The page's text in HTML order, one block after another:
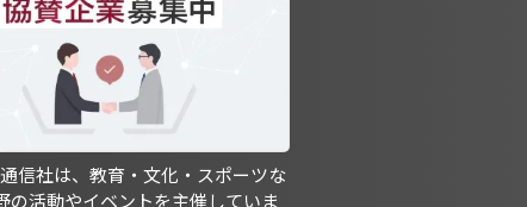
信社は、教育・文化・スポーツな
の活動やイベントを主催していま